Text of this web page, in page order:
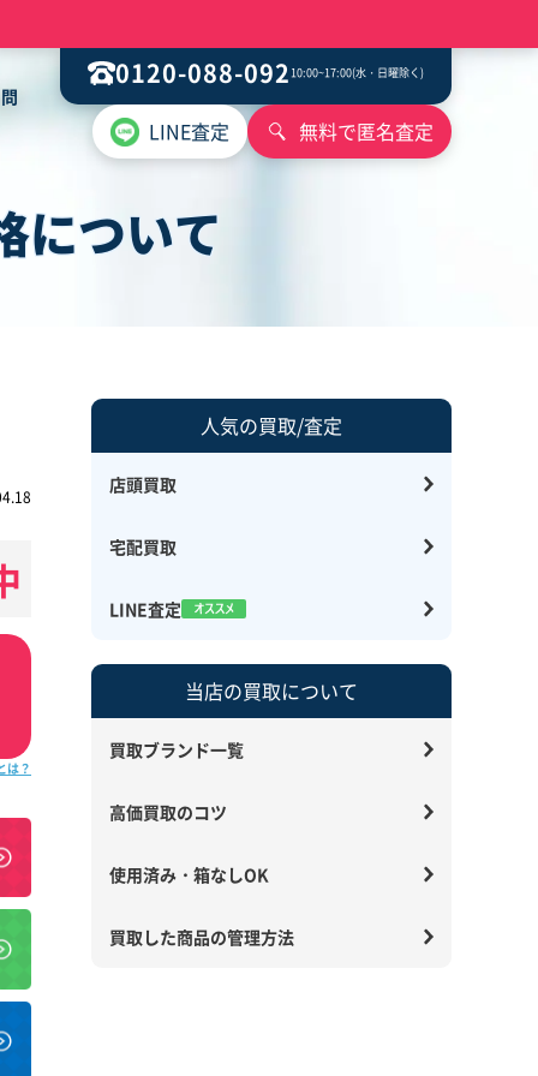
0120-088-09210:00~17:00(水・日曜除く)
LINE査定 無料で匿名査定
について
は？
人気の買取/査定
店頭買取
宅配買取
LINE査定
当店の買取について
買取ブランド一覧
高価買取のコツ
使用済み・箱なしOK
買取した商品の管理方法